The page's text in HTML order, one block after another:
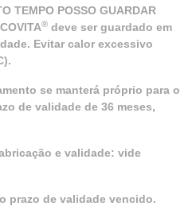
TEMPO POSSO GUARDAR
® deve ser guardado em
Evitar calor excessivo
se manterá próprio para o
de validade de 36 meses,
e validade: vide
prazo de validade vencido.